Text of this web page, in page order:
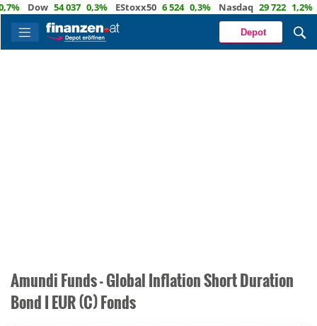
Dow 54 037 0,3% EStoxx50 6 524 0,3% Nasdaq 29 722 1,2%
Depot
Amundi Funds - Global Inflation Short Duration
Bond I EUR (C) Fonds